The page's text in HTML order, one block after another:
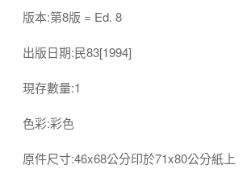
版本:第8版 = Ed. 8
出版日期:民83[1994]
現存數量:1
色彩:彩色
原件尺寸:46x68公分印於71x80公分紙上